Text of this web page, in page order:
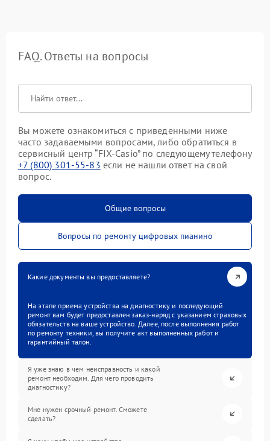
FAQ. Ответы на вопросы
Вы можете ознакомиться с приведенными ниже
часто задаваемыми вопросами, либо обратиться в
сервисный центр “FIX-Casio” по следующему телефону
+7 (800) 301-55-83 если не нашли ответ на свой
вопрос.
Общие вопросы
Вопросы по ремонту цифровых пианино
Какие документы вы предоставляете?
На этапе приема устройства на диагностику и последующий
ремонт вам будет предоставлен заказ-наряд с указанием страховых
обязательств на ваше устройство. Далее, после выполнения работ
по ремонту техники, вы получите акт выполненных работ и
гарантийный талон.
Я уже знаю в чем неисправность и какой
ремонт необходим. Для чего проводить
диагностику?
Мне нужен срочный ремонт. Сможете
сделать?